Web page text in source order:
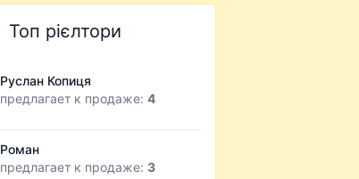
Топ рієлтори
Руслан Копиця
предлагает к продаже:4
Роман
предлагает к продаже: 3